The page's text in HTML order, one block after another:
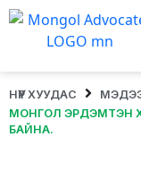
НҮҮР ХУУДАС
МОНГОЛ ЭРДЭМТЭН
БАЙНА.